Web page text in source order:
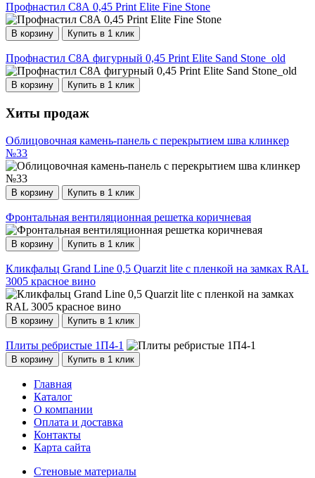
Профнастил С8А 0,45 Print Elite Fine Stone
В корзину Купить в 1 клик
Профнастил С8А фигурный 0,45 Print Elite Sand Stone_old
В корзину Купить в 1 клик
Хиты продаж
Облицовочная камень-панель с перекрытием шва клинкер
№33
В корзину Купить в 1 клик
Фронтальная вентиляционная решетка коричневая
В корзину Купить в 1 клик
Кликфальц Grand Line 0,5 Quarzit lite с пленкой на замках RAL
3005 красное вино
В корзину Купить в 1 клик
Плиты ребристые 1П4-1
В корзину Купить в 1 клик
Главная
Каталог
О компании
Оплата и доставка
Контакты
Карта сайта
Стеновые материалы